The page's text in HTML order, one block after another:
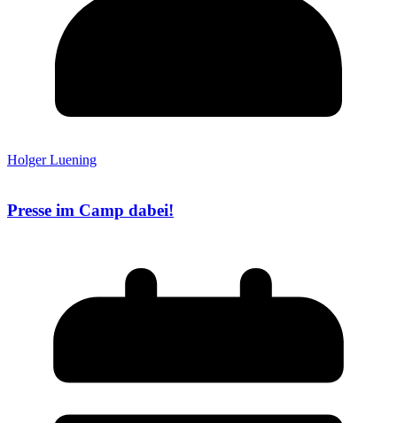
Holger Luening
Presse im Camp dabei!